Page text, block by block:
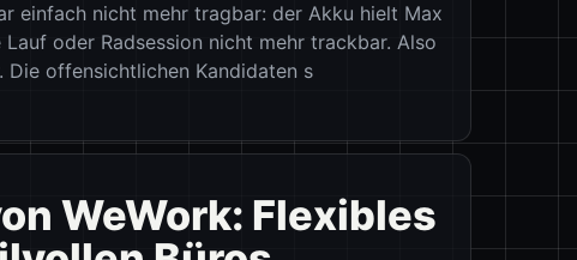
einfach nicht mehr tragbar: der Akku hielt Max
oder Radsession nicht mehr trackbar. Also
Die offensichtlichen Kandidaten s
WeWork: Flexibles